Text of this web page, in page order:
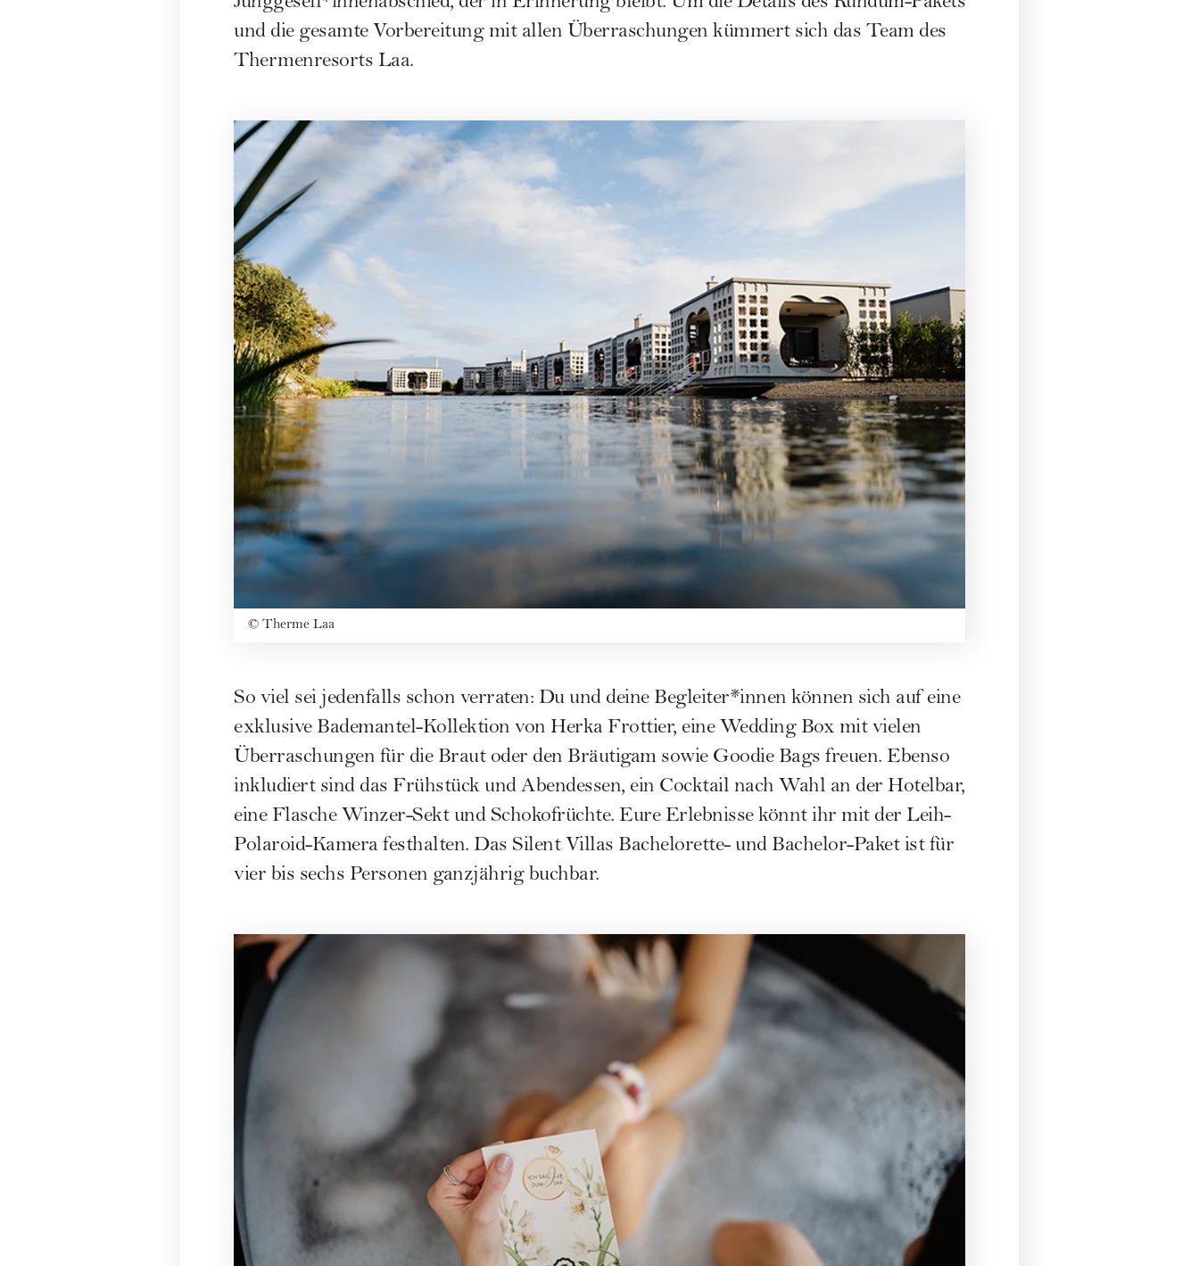
und die gesamte Vorbereitung mit allen Überraschungen kümmert sich das Team des
Thermenresorts Laa.
© Therme Laa
So viel sei jedenfalls schon verraten: Du und deine Begleiter*innen können sich auf eine
exklusive Bademantel-Kollektion von Herka Frottier, eine Wedding Box mit vielen
Überraschungen für die Braut oder den Bräutigam sowie Goodie Bags freuen. Ebenso
inkludiert sind das Frühstück und Abendessen, ein Cocktail nach Wahl an der Hotelbar,
eine Flasche Winzer-Sekt und Schokofrüchte. Eure Erlebnisse könnt ihr mit der Leih-
Polaroid-Kamera festhalten. Das Silent Villas Bachelorette- und Bachelor-Paket ist für
vier bis sechs Personen ganzjährig buchbar.